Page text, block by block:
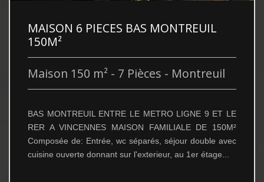
MAISON 6 PIECES BAS MONTREUIL
150M²
Maison 150 m² - 7 Pièces - Montreuil
BAS MONTREUIL ENTRE LE METRO LIGNE 9 ET LE
RER A VINCENNES MAISON FAMILIALE DE 150M²
Composée de: Entrée, wc séparés, séjour double avec
cuisine ouverte donnant sur l'exterieur, au 1er étage...